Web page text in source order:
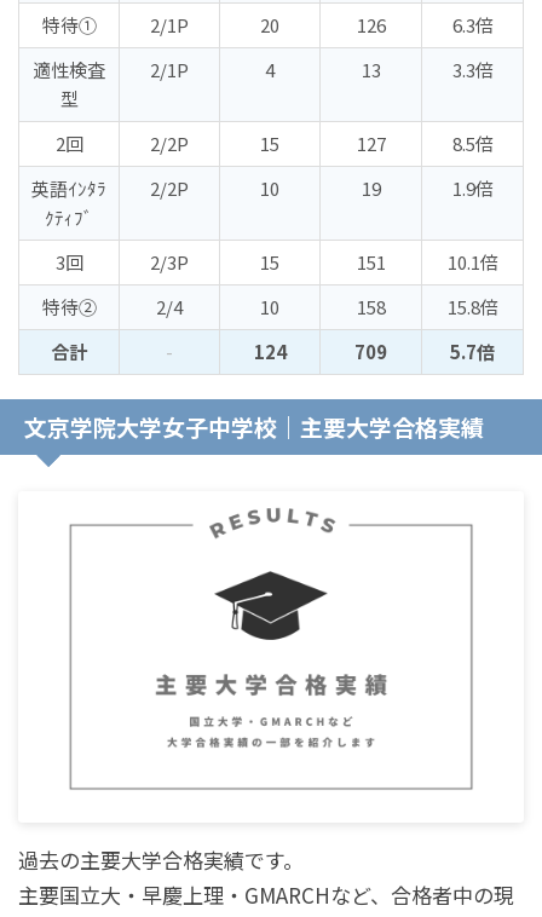
特待① 2/1P 20 126
6.3倍
適性検査
型
2/1P 4 13 3.3倍
2回 2/2P 15 127
8.5倍
英語ｲﾝﾀﾗ
ｸﾃｨﾌﾞ
2/2P 10 19 1.9倍
3回 2/3P 15 151
10.1倍
特待②
2/4 10 158
15.8倍
合計
- 124 709 5.7倍
文京学院大学女子中学校｜主要大学合格実績
過去の主要大学合格実績です。
主要国立大・早慶上理・GMARCHなど、合格者中の現